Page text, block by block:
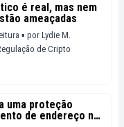
é real, mas nem
ameaçadas
▪ por Lydie M.
de Cripto
uma proteção
de endereço na